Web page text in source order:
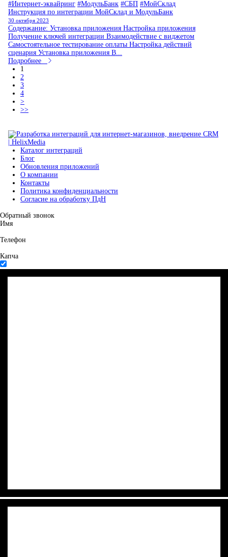
#Интернет-эквайринг #МодульБанк #СБП #МойСклад
Инструкция по интеграции МойСклад и МодульБанк
30 октября 2023
Содержание: Установка приложения Настройка приложения
Получение ключей интеграции Взаимодействие с виджетом
Самостоятельное тестирование оплаты Настройка действий
сценария Установка приложения В...
Подробнее
1
2
3
4
>
>>
Каталог интеграций
Блог
Обновления приложений
О компании
Контакты
Политика конфиденциальности
Согласие на обработку ПдН
Обратный звонок
Имя
Телефон
Капча